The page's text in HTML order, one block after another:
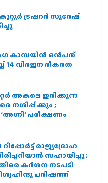
കുറ്റൂർ ട്രഷറർ സുരേഷ്
കാമ്പയിന്‍ ഒന്‍പത്
വിഭജന ഭീകരത
അകലെ ഇരിക്കുന്ന
നശിപ്പിക്കും ;
പരീക്ഷണം
രാജ്യദ്രോഹ
സഹായിച്ചു ;
കർശന നടപടി
പരിഷത്ത്